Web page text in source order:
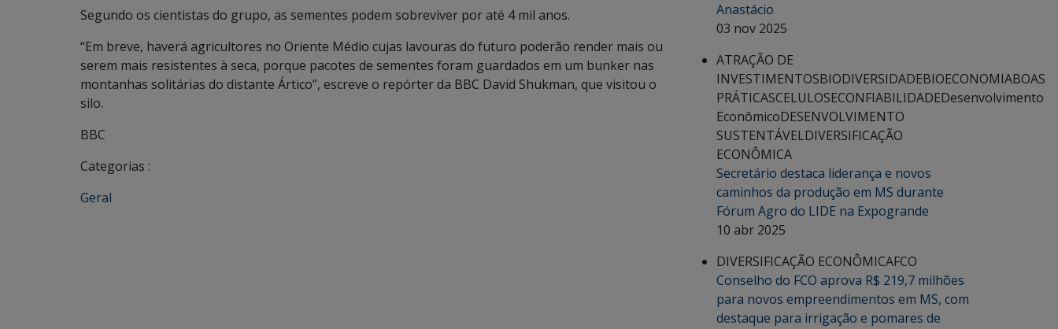
Segundo os cientistas do grupo, as sementes podem sobreviver por até 4 mil anos.
“Em breve, haverá agricultores no Oriente Médio cujas lavouras do futuro poderão render mais ou
serem mais resistentes à seca, porque pacotes de sementes foram guardados em um bunker nas
montanhas solitárias do distante Ártico”, escreve o repórter da BBC David Shukman, que visitou o
silo.
BBC
Categorias :
Geral
Anastácio
03 nov 2025
ATRAÇÃO DE
INVESTIMENTOSBIODIVERSIDADEBIOECONOMIABOAS
PRÁTICASCELULOSECONFIABILIDADEDesenvolvimento
EconômicoDESENVOLVIMENTO
SUSTENTÁVELDIVERSIFICAÇÃO
ECONÔMICA
Secretário destaca liderança e novos
caminhos da produção em MS durante
Fórum Agro do LIDE na Expogrande
10 abr 2025
DIVERSIFICAÇÃO ECONÔMICAFCO
Conselho do FCO aprova R$ 219,7 milhões
para novos empreendimentos em MS, com
destaque para irrigação e pomares de